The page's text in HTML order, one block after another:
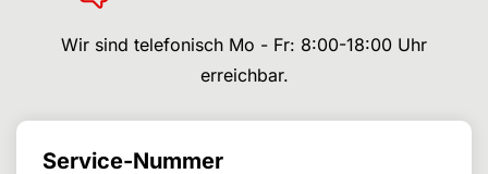
Wir sind telefonisch Mo - Fr: 8:00-18:00 Uhr
erreichbar.
Service-Nummer